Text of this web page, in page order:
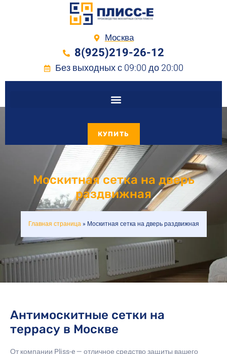
Москва
8(925)219-26-12
Без выходных с 09:00 до 20:00
КУПИТЬ
Москитная сетка на дверь
раздвижная
Главная страница» Москитная сетка на дверь раздвижная
Антимоскитные сетки на
террасу в Москве